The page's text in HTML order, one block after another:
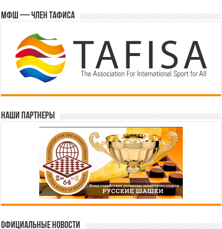
МФШ — член ТАФИСА
Наши партнеры
Официальные новости